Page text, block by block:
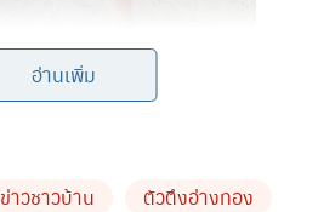
อ่านเพิ่ม
ข่าวชาวบ้าน
ตัวตึงอ่างทอง